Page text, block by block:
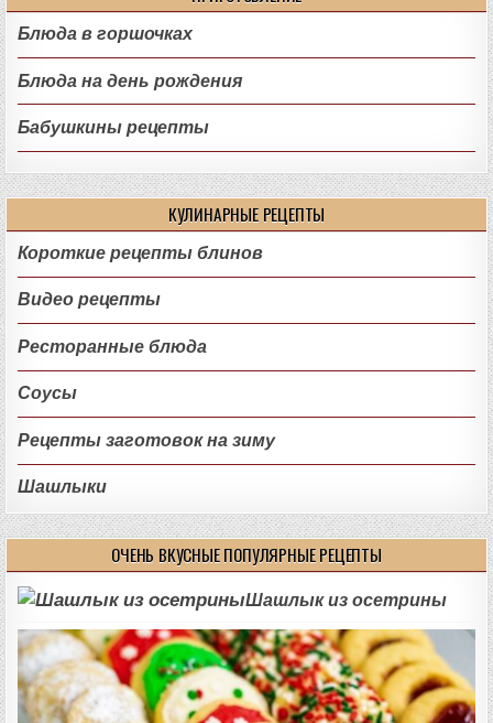
Блюда в горшочках
Блюда на день рождения
Бабушкины рецепты
КУЛИНАРНЫЕ РЕЦЕПТЫ
Короткие рецепты блинов
Видео рецепты
Ресторанные блюда
Соусы
Рецепты заготовок на зиму
Шашлыки
ОЧЕНЬ ВКУСНЫЕ ПОПУЛЯРНЫЕ РЕЦЕПТЫ
Шашлык из осетрины